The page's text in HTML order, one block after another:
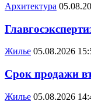
Архитектура
Жилье 05.08.2026
Срок продажи
Жилье 05.08.2026